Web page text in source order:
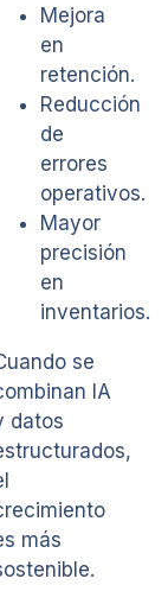
Mejora
en
retención.
Reducción
de
errores
operativos.
Mayor
precisión
en
inventarios.
se
IA
datos
más